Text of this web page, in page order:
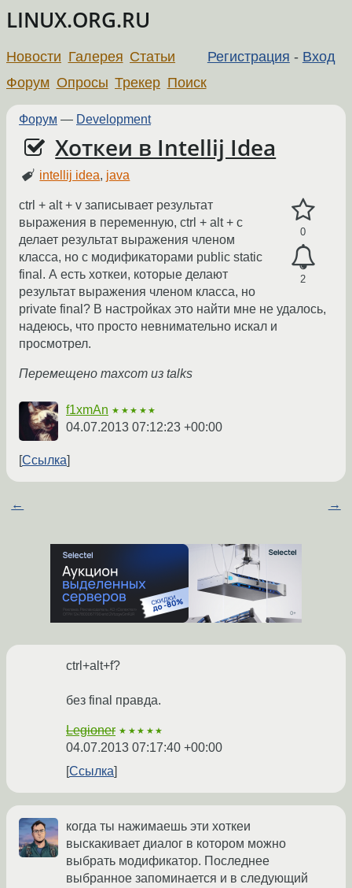
LINUX.ORG.RU
Регистрация - Вход
Новости Галерея Статьи
Форум Опросы Трекер Поиск
Форум — Development
Хоткеи в Intellij Idea
intellij idea, java
0
2
ctrl + alt + v записывает результат
выражения в переменную, ctrl + alt + c
делает результат выражения членом
класса, но с модификаторами public static
final. А есть хоткеи, которые делают
результат выражения членом класса, но
private final? В настройках это найти мне не удалось,
надеюсь, что просто невнимательно искал и
просмотрел.
Перемещено maxcom из talks
f1xmAn ★★★★★
04.07.2013 07:12:23 +00:00
Ссылка
← →
ctrl+alt+f?
без final правда.
Legioner ★★★★★
04.07.2013 07:17:40 +00:00
Ссылка
когда ты нажимаешь эти хоткеи
выскакивает диалог в котором можно
выбрать модификатор. Последнее
выбранное запоминается и в следующий